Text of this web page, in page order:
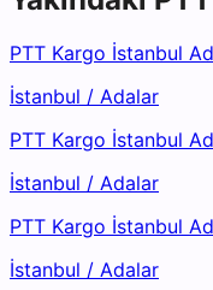
PTT Kargo İstanbul
İstanbul / Adalar
PTT Kargo İstanbul
İstanbul / Adalar
PTT Kargo İstanbul
İstanbul / Adalar